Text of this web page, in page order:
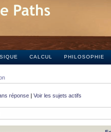
CALCUL PHILOSOPHIE
réponse | Voir les sujets actifs